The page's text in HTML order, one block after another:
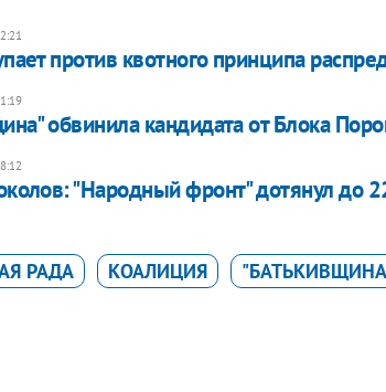
против квотного принципа
обвинила кандидата от Блока
"Народный фронт" дотянул до
РАДА КОАЛИЦИЯ